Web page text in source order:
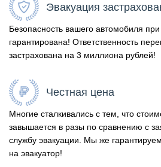
Эвакуация
Безопасность вашего автомобиля при
гарантирована! Ответственность
застрахована на 3 миллиона рублей!
Честная цена
Многие сталкивались с тем, что
завышается в разы по сравнению с
службу эвакуации. Мы же
на эвакуатор!